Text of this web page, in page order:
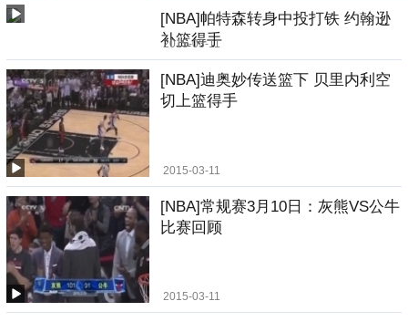
[NBA]帕特森转身中投打铁 约翰逊
补篮得手
2015-03-11
[NBA]迪奥妙传送篮下 贝里内利空
切上篮得手
2015-03-11
[NBA]常规赛3月10日：灰熊VS公牛
比赛回顾
2015-03-11